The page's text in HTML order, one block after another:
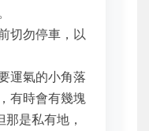
切勿停車，以
運氣的小角落
有時會有幾塊
是私有地，